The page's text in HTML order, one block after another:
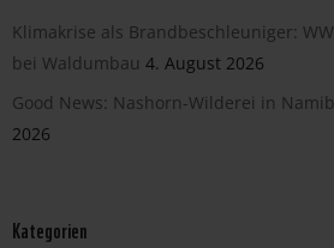
Klimakrise als Brandbeschleuniger:
bei Waldumbau 4. August 2026
Good News: Nashorn-Wilderei in
2026
Kategorien